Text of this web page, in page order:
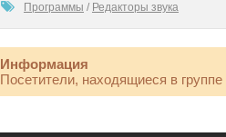
Программы / Редакторы звука
Информация
Посетители, находящиеся в группе